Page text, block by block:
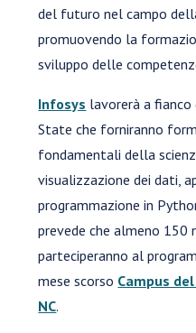
del futuro nel campo
promuovendo la
sviluppo delle
Infosys lavorerà a fianco
State che forniranno
fondamentali della
visualizzazione dei dati,
programmazione in
prevede che almeno 150
parteciperanno al
mese scorso Campus
NC.